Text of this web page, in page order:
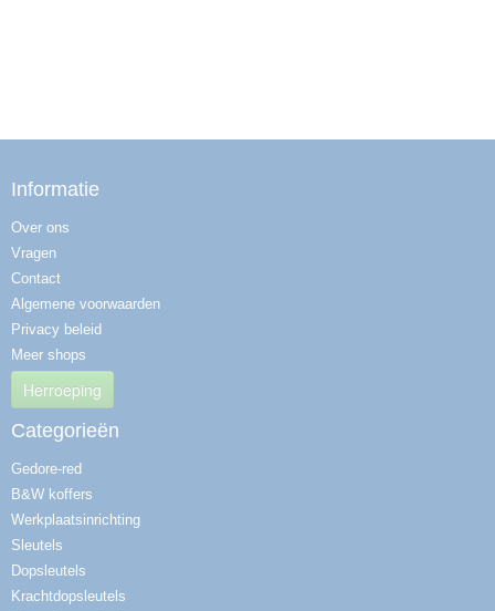
Informatie
Over ons
Vragen
Contact
Algemene voorwaarden
Privacy beleid
Meer shops
Herroeping
Categorieën
Gedore-red
B&W koffers
Werkplaatsinrichting
Sleutels
Dopsleutels
Krachtdopsleutels